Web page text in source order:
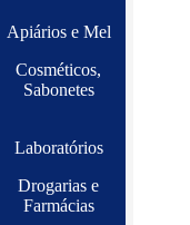
Apiários e Mel
Cosméticos,
Sabonetes
Laboratórios
Drogarias e
Farmácias